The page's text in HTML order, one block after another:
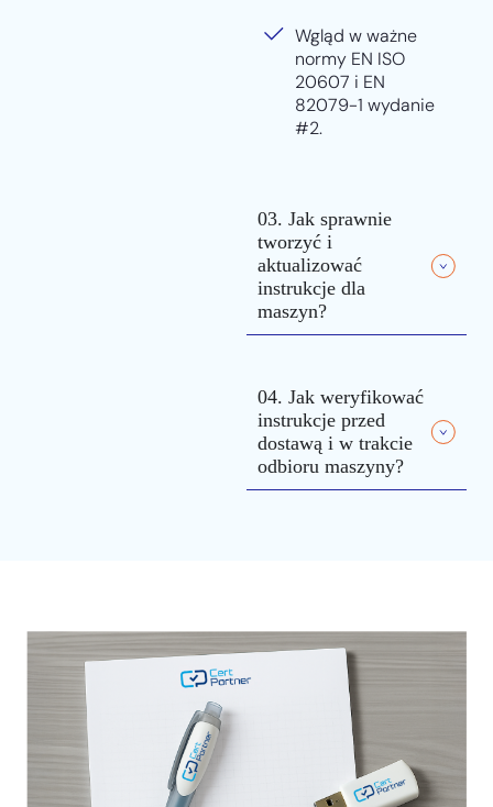
Wgląd w ważne
normy EN ISO
20607 i EN
82079-1 wydanie
#2.
03. Jak sprawnie
tworzyć i
aktualizować
instrukcje dla
maszyn?
04. Jak weryfikować
instrukcje przed
dostawą i w trakcie
odbioru maszyny?